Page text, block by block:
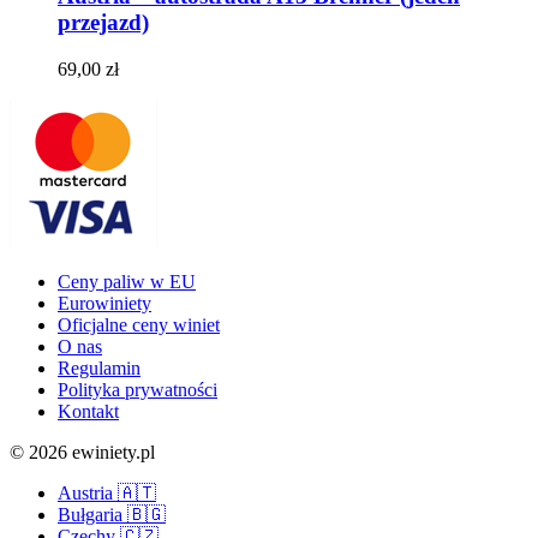
przejazd)
69,00 zł
Ceny paliw w EU
Eurowiniety
Oficjalne ceny winiet
O nas
Regulamin
Polityka prywatności
Kontakt
© 2026 ewiniety.pl
Austria 🇦🇹
Bułgaria 🇧🇬